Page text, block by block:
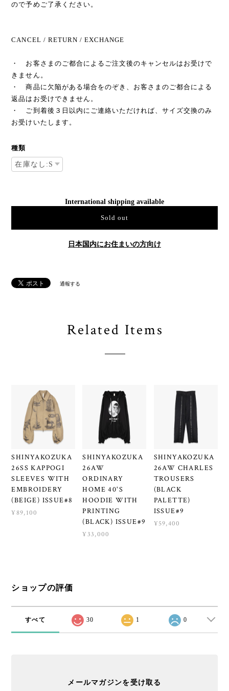
ので予めご了承ください。
CANCEL / RETURN / EXCHANGE
・ お客さまのご都合によるご注文後のキャンセルはお受けで
きません。
・ 商品に欠陥がある場合をのぞき、お客さまのご都合による
返品はお受けできません。
・ ご到着後３日以内にご連絡いただければ、サイズ交換のみ
お受けいたします。
種類
International shipping available
Sold out
日本国内にお住まいの方向け
通報する
Related Items
SHINYAKOZUKA
26SS KAPPOGI
SLEEVES WITH
EMBROIDERY
(BEIGE) ISSUE#8
¥89,100
SHINYAKOZUKA
26AW
ORDINARY
HOME 40'S
HOODIE WITH
PRINTING
(BLACK) ISSUE#9
¥33,000
SHINYAKOZUKA
26AW CHARLES
TROUSERS
(BLACK
PALETTE)
ISSUE#9
¥59,400
ショップの評価
すべて 30 1 0
メールマガジンを受け取る